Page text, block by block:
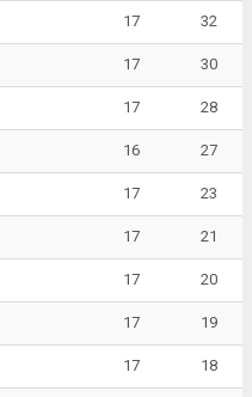
17 32
17 30
17 28
16 27
17 23
17 21
17 20
17 19
17 18